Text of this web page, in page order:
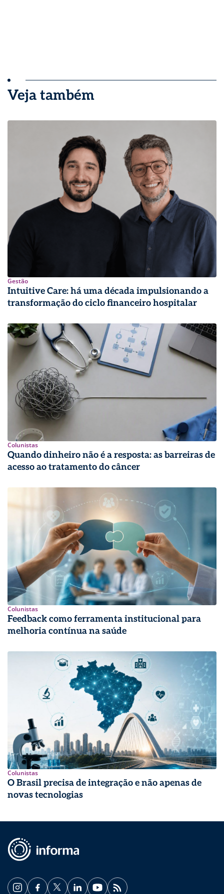
Veja também
Gestão
Intuitive Care: há uma década impulsionando a
transformação do ciclo financeiro hospitalar
Colunistas
Quando dinheiro não é a resposta: as barreiras de
acesso ao tratamento do câncer
Colunistas
Feedback como ferramenta institucional para
melhoria contínua na saúde
Colunistas
O Brasil precisa de integração e não apenas de
novas tecnologias